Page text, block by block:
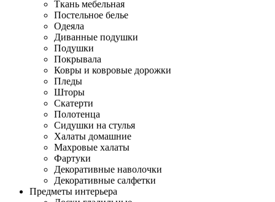
Ткань мебельная
Постельное белье
Одеяла
Диванные подушки
Подушки
Покрывала
Ковры и ковровые дорожки
Пледы
Шторы
Скатерти
Полотенца
Сидушки на стулья
Халаты домашние
Махровые халаты
Фартуки
Декоративные наволочки
Декоративные салфетки
Предметы интерьера